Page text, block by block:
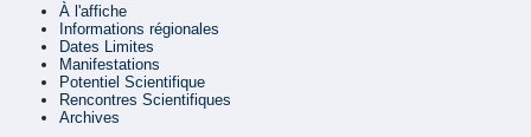
À l'affiche
Informations régionales
Dates Limites
Manifestations
Potentiel Scientifique
Rencontres Scientifiques
Archives